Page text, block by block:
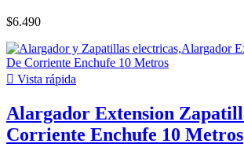
$6.490
 Vista rápida
Alargador Extension
Corriente Enchufe 10 Metros